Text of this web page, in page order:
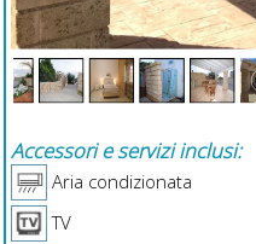
Accessori e servizi inclusi:
Aria condizionata
TV